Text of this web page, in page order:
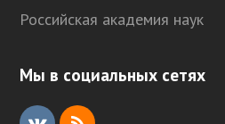
Российская академия наук
Мы в социальных сетях